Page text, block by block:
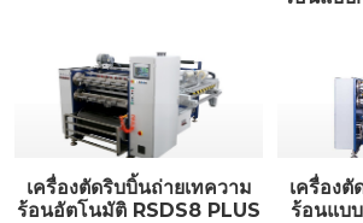
เครื่องตัดริบบิ้นถ่ายเทความ
ร้อนอัตโนมัติ RSDS8 PLUS
เครื่องตั
ร้อนแบ